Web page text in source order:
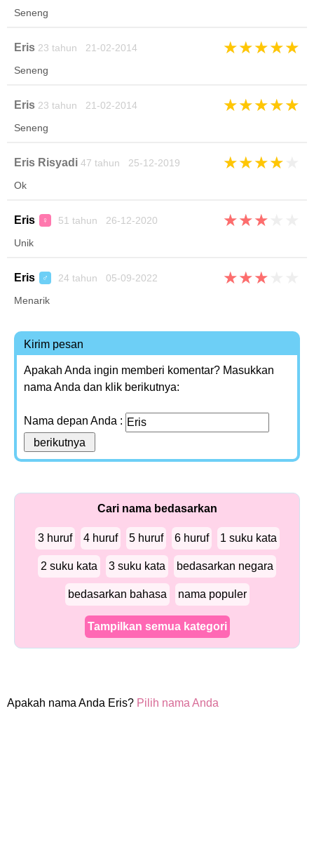
Seneng
Eris 23 tahun 21-02-2014 ★★★★★
Seneng
Eris 23 tahun 21-02-2014 ★★★★★
Seneng
Eris Risyadi 47 tahun 25-12-2019 ★★★★
Ok
Eris ♀ 51 tahun 26-12-2020 ★★★
Unik
Eris ♂ 24 tahun 05-09-2022 ★★★
Menarik
Kirim pesan
Apakah Anda ingin memberi komentar? Masukkan
nama Anda dan klik berikutnya:
Nama depan Anda :
Cari nama bedasarkan
3 huruf 4 huruf 5 huruf 6 huruf 1 suku kata
2 suku kata 3 suku kata bedasarkan negara
bedasarkan bahasa nama populer
Tampilkan semua kategori
Apakah nama Anda Eris? Pilih nama Anda